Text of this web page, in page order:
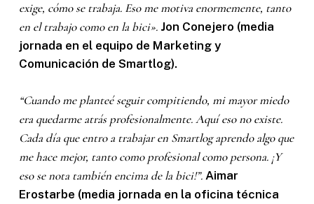
exige, cómo se trabaja. Eso me motiva enormemente, tanto
en el trabajo como en la bici».Jon Conejero (media
jornada en el equipo de Marketing y
Comunicación de Smartlog).
“Cuando me planteé seguir compitiendo, mi mayor miedo
era quedarme atrás profesionalmente. Aquí eso no existe.
Cada día que entro a trabajar en Smartlog aprendo algo que
me hace mejor, tanto como profesional como persona. ¡Y
eso se nota también encima de la bici!”. Aimar
Erostarbe (media jornada en la oficina técnica